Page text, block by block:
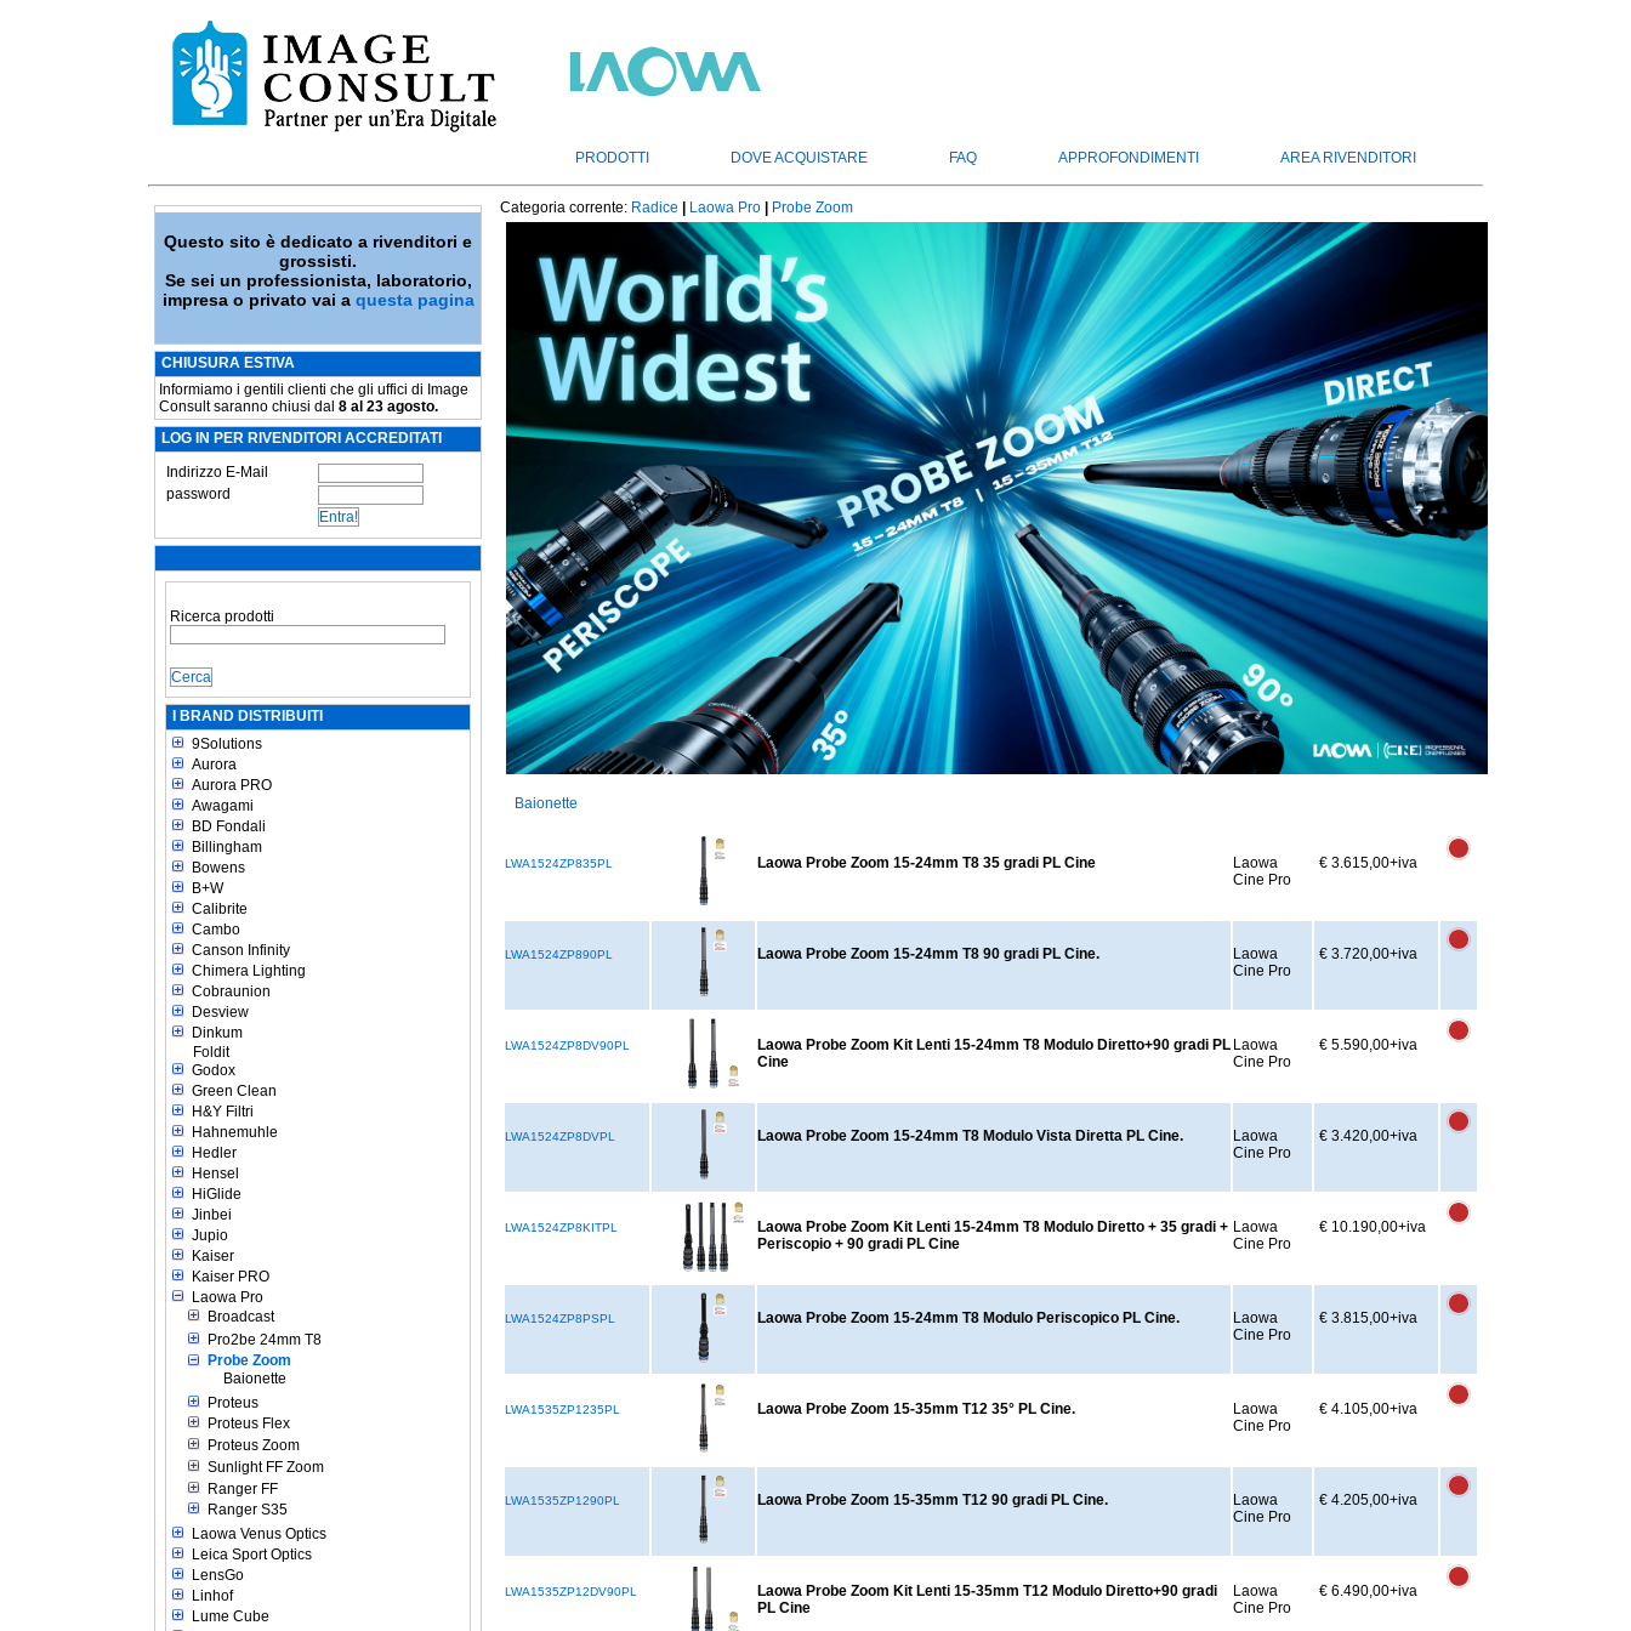
PRODOTTI DOVE ACQUISTARE FAQ APPROFONDIMENTI AREA RIVENDITORI
Questo sito è dedicato a rivenditori e
grossisti.
Se sei un professionista, laboratorio,
impresa o privato vai a questa pagina
CHIUSURA ESTIVA
Informiamo i gentili clienti che gli uffici di Image
Consult saranno chiusi dal 8 al 23 agosto.
LOG IN PER RIVENDITORI ACCREDITATI
Indirizzo E-Mail
password
Ricerca prodotti
I BRAND DISTRIBUITI
9Solutions
Aurora
Aurora PRO
Awagami
BD Fondali
Billingham
Bowens
B+W
Calibrite
Cambo
Canson Infinity
Chimera Lighting
Cobraunion
Desview
Dinkum
Foldit
Godox
Green Clean
H&Y Filtri
Hahnemuhle
Hedler
Hensel
HiGlide
Jinbei
Jupio
Kaiser
Kaiser PRO
Laowa Pro
Broadcast
Pro2be 24mm T8
Probe Zoom
Baionette
Proteus
Proteus Flex
Proteus Zoom
Sunlight FF Zoom
Ranger FF
Ranger S35
Laowa Venus Optics
Leica Sport Optics
LensGo
Linhof
Lume Cube
Categoria corrente: Radice Laowa Pro Probe Zoom
Baionette
LWA1524ZP835PL Laowa Probe Zoom 15-24mm T8 35 gradi PL Cine
Laowa
Cine Pro
€ 3.615,00+iva
LWA1524ZP890PL Laowa Probe Zoom 15-24mm T8 90 gradi PL Cine.
Laowa
Cine Pro
€ 3.720,00+iva
LWA1524ZP8DV90PL
Laowa Probe Zoom Kit Lenti 15-24mm T8 Modulo Diretto+90 gradi PL
Cine
Laowa
Cine Pro
€ 5.590,00+iva
LWA1524ZP8DVPL Laowa Probe Zoom 15-24mm T8 Modulo Vista Diretta PL Cine.
Laowa
Cine Pro
€ 3.420,00+iva
LWA1524ZP8KITPL
Laowa Probe Zoom Kit Lenti 15-24mm T8 Modulo Diretto + 35 gradi +
Periscopio + 90 gradi PL Cine
Laowa
Cine Pro
€ 10.190,00+iva
LWA1524ZP8PSPL Laowa Probe Zoom 15-24mm T8 Modulo Periscopico PL Cine.
Laowa
Cine Pro
€ 3.815,00+iva
LWA1535ZP1235PL Laowa Probe Zoom 15-35mm T12 35° PL Cine.
Laowa
Cine Pro
€ 4.105,00+iva
LWA1535ZP1290PL Laowa Probe Zoom 15-35mm T12 90 gradi PL Cine.
Laowa
Cine Pro
€ 4.205,00+iva
LWA1535ZP12DV90PL
Laowa Probe Zoom Kit Lenti 15-35mm T12 Modulo Diretto+90 gradi
PL Cine
Laowa
Cine Pro
€ 6.490,00+iva